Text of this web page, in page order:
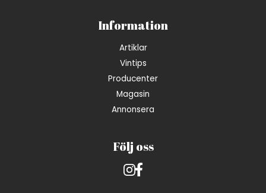
Information
Artiklar
Vintips
Producenter
Magasin
Annonsera
Följ oss
Instagram
Facebook